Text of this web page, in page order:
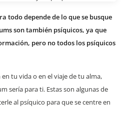
todo depende de lo que se busque
son también psíquicos, ya que
pero no todos los psíquicos
tu vida o en el viaje de tu alma,
sería para ti. Estas son algunas de
al psíquico para que se centre en